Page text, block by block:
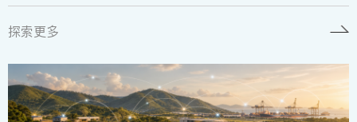
探索更多